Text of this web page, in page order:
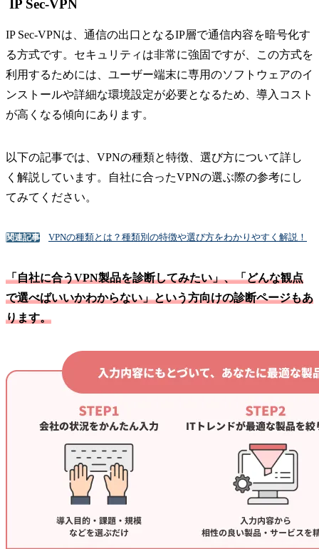
IP Sec-VPN
IP Sec-VPNは、通信の出口となるIP層で通信内容を暗号化す
る方式です。セキュリティは非常に強固ですが、この方式を
利用するためには、ユーザー端末に専用のソフトウェアのイ
ンストールや詳細な環境設定が必要となるため、導入コスト
が高くなる傾向にあります。
以下の記事では、VPNの種類と特徴、選び方について詳し
く解説しています。自社に合ったVPNの選ぶ際の参考にし
てみてください。
関連記事 VPNの種類とは？種類別の特徴や選び方をわかりやすく解説！
「自社に合うVPN製品を診断してみたい」、「どんな観点
で選べばいいかわからない」という方向けの診断ページもあ
ります。